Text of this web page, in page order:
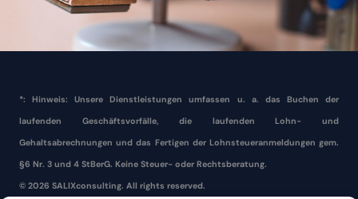
*: Hinweis: Unsere Dienstleistungen umfassen u. a. das Buchen der
laufenden Geschäftsvorfälle, die laufenden Lohn- und
Gehaltsabrechnungen und das Fertigen der Lohnsteueranmeldungen gem.
§6 Nr. 3 und 4 StBerG. Keine Steuer- oder Rechtsberatung.
© 2026 SALIXconsulting. All rights reserved.